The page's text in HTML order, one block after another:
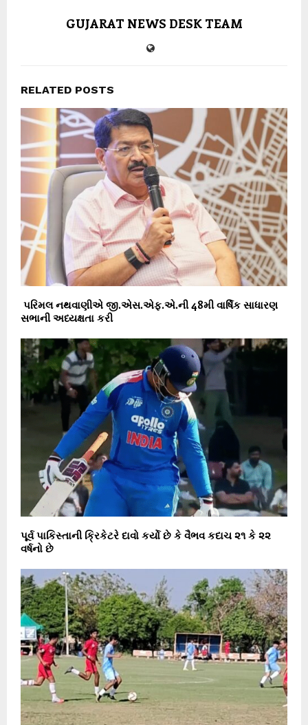
GUJARAT NEWS DESK TEAM
RELATED POSTS
પરિમલ નથવાણીએ જી.એસ.એફ.એ.ની 48મી વાર્ષિક સાધારણ
સભાની અધ્યક્ષતા કરી
પૂર્વ પાકિસ્તાની ક્રિકેટરે દાવો કર્યો છે કે વૈભવ કદાચ ૨૧ કે ૨૨
વર્ષનો છે